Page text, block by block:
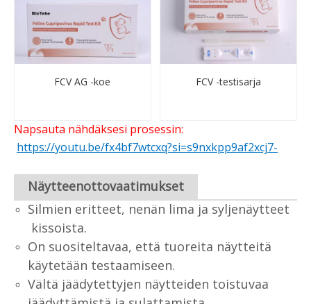
FCV AG -koe FCV -testisarja
Napsauta nähdäksesi prosessin:
https://youtu.be/fx4bf7wtcxq?si=s9nxkpp9af2xcj7-
Näytteenottovaatimukset
Silmien eritteet, nenän lima ja syljenäytteet
kissoista.
On suositeltavaa, että tuoreita näytteitä
käytetään testaamiseen.
Vältä jäädytettyjen näytteiden toistuvaa